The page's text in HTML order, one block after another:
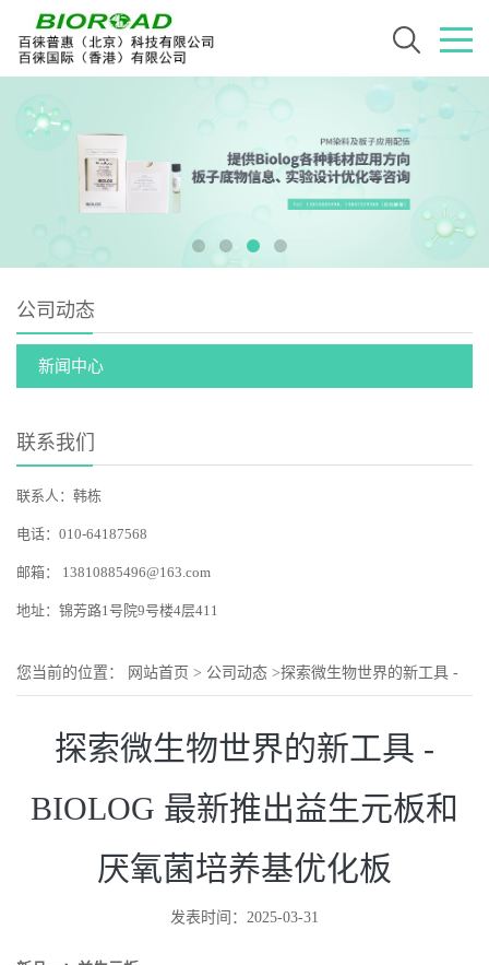
公司动态
新闻中心
联系我们
联系人：韩栋
电话：010-64187568
邮箱： 13810885496@163.com
地址：锦芳路1号院9号楼4层411
您当前的位置： 网站首页 > 公司动态 >探索微生物世界的新工具 -
探索微生物世界的新工具 -
BIOLOG 最新推出益生元板和
厌氧菌培养基优化板
发表时间：2025-03-31